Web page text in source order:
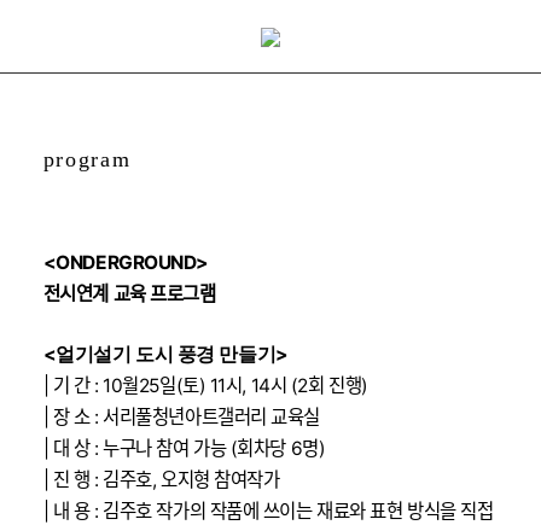
program
<ONDERGROUND>
전시연계 교육 프로그램
<얼기설기 도시 풍경 만들기>
| 기 간 : 10월25일(토) 11시, 14시 (2회 진행)
| 장 소 : 서리풀청년아트갤러리 교육실
| 대 상 : 누구나 참여 가능 (회차당 6명)
| 진 행 : 김주호, 오지형 참여작가
| 내 용 : 김주호 작가의 작품에 쓰이는 재료와 표현 방식을 직접